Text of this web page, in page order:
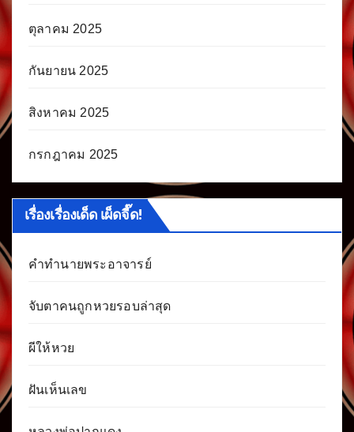
ตุลาคม 2025
กันยายน 2025
สิงหาคม 2025
กรกฎาคม 2025
เรื่องเรื่องเด็ด เผ็ดจี๊ด!
คำทำนายพระอาจารย์
จับตาคนถูกหวยรอบล่าสุด
ผีให้หวย
ฝันเห็นเลข